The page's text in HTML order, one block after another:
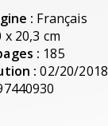
: Français
x 20,3 cm
: 185
: 02/20/2018